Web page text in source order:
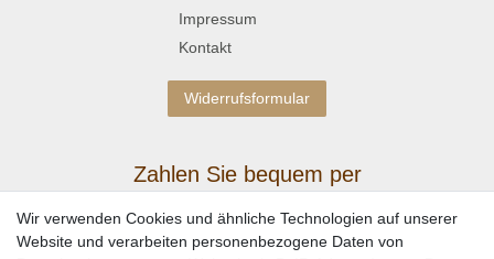
Impressum
Kontakt
Widerrufsformular
Zahlen Sie bequem per
Wir verwenden Cookies und ähnliche Technologien auf unserer
Website und verarbeiten personenbezogene Daten von